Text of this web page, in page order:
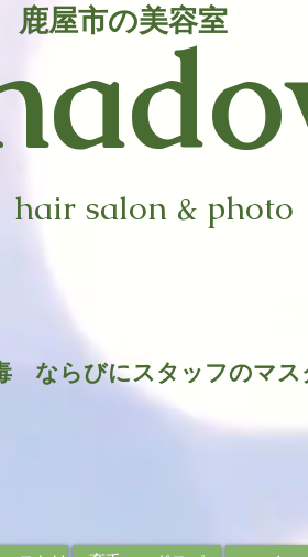
hair salon & photo
鹿屋市の美容室
ならびにスタッフのマ